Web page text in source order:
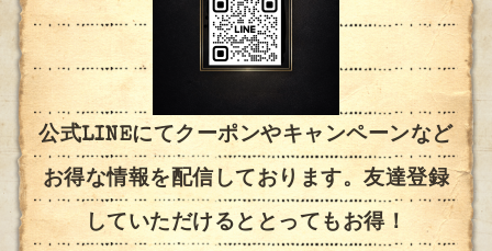
公式LINEにてクーポンやキャンペーンなど
お得な情報を配信しております。友達登録
していただけるととってもお得！